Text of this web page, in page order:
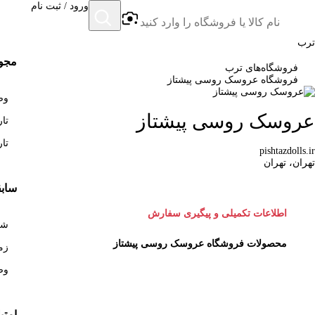
ترب
ورود / ثبت نام
فروشگاه‌های ترب
فروشگاه عروسک روسی پیشتاز
عروسک روسی پیشتاز
pishtazdolls.ir
تهران، تهران
اطلاعات تکمیلی و پیگیری سفارش
محصولات فروشگاه عروسک روسی پیشتاز